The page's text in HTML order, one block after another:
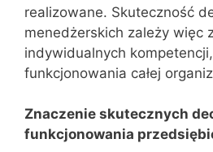
realizowane. Skuteczność
menedżerskich zależy więc
indywidualnych
funkcjonowania całej
Znaczenie skutecznych
funkcjonowania